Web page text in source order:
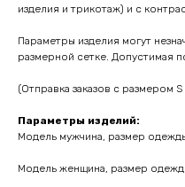
изделия и трикотаж) и с
Параметры изделия могут
размерной сетке. Допустимая
(Отправка заказов с размером S
Параметры изделий:
Модель мужчина, размер
Модель женщина, размер